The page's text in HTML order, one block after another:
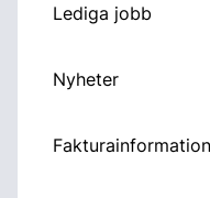
Lediga jobb
Nyheter
Fakturainformation